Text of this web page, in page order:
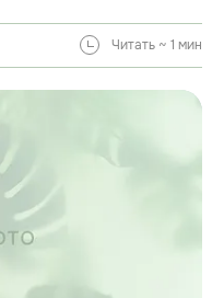
Читать ~ 1 мин